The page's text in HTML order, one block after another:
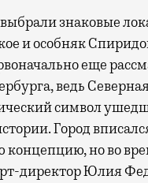
знаковые
и особняк
еще
ведь
символ
Город
концепцию, но во
директор Юлия